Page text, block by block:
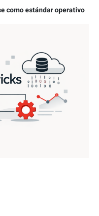
como estándar operativo